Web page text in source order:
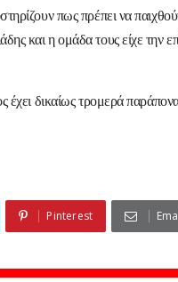
πως πρέπει να
και η ομάδα τους είχε την
δικαίως τρομερά παράπονα
Pinterest